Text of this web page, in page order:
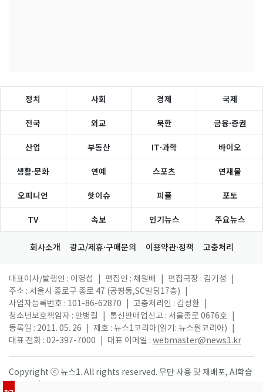
정치 사회 경제 국제
전국 외교 북한 금융·증권
산업 부동산 IT·과학 바이오
생활·문화 연예 스포츠 연재물
오피니언 핫이슈 피플 포토
TV 속보 인기뉴스 주요뉴스
회사소개 광고/제휴·구매문의 이용약관·정책 고충처리
대표이사/발행인 : 이영섭 편집인 : 채원배 편집국장 : 김기성
주소 : 서울시 종로구 종로 47 (공평동,SC빌딩17층)
사업자등록번호 : 101-86-62870
고충처리인 : 김성환
청소년보호책임자 : 안병길
통신판매업신고 : 서울종로 0676호
등록일 : 2011. 05. 26
제호 : 뉴스1코리아(읽기: 뉴스원코리아)
대표 전화 : 02-397-7000
대표 이메일 : webmaster@news1.kr
Copyright ⓒ 뉴스1. All rights reserved. 무단 사용 및 재배포, AI학습
활용 금지.